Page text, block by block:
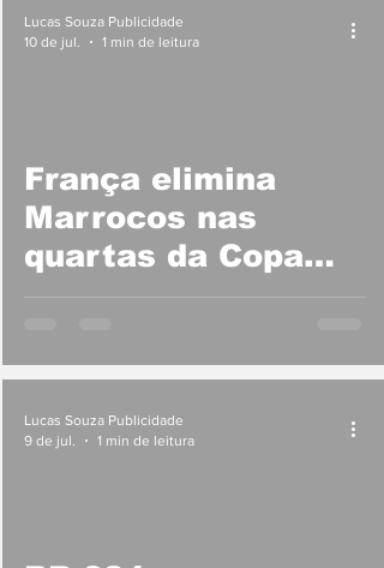
França elimina
Marrocos nas
quartas da Copa
Lucas Souza Publicidade
10 de jul.
1 min de leitura
Lucas Souza Publicidade
9 de jul.
1 min de leitura